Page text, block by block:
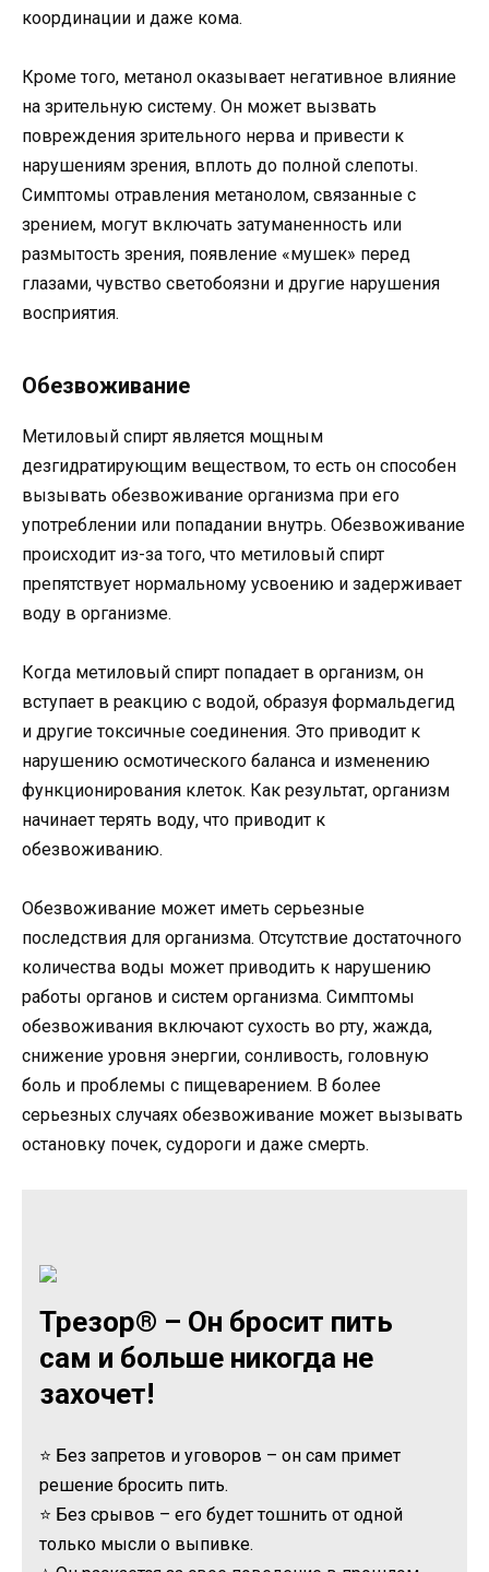
координации и даже кома.
Кроме того, метанол оказывает негативное влияние
на зрительную систему. Он может вызвать
повреждения зрительного нерва и привести к
нарушениям зрения, вплоть до полной слепоты.
Симптомы отравления метанолом, связанные с
зрением, могут включать затуманенность или
размытость зрения, появление «мушек» перед
глазами, чувство светобоязни и другие нарушения
восприятия.
Обезвоживание
Метиловый спирт является мощным
дезгидратирующим веществом, то есть он способен
вызывать обезвоживание организма при его
употреблении или попадании внутрь. Обезвоживание
происходит из-за того, что метиловый спирт
препятствует нормальному усвоению и задерживает
воду в организме.
Когда метиловый спирт попадает в организм, он
вступает в реакцию с водой, образуя формальдегид
и другие токсичные соединения. Это приводит к
нарушению осмотического баланса и изменению
функционирования клеток. Как результат, организм
начинает терять воду, что приводит к
обезвоживанию.
Обезвоживание может иметь серьезные
последствия для организма. Отсутствие достаточного
количества воды может приводить к нарушению
работы органов и систем организма. Симптомы
обезвоживания включают сухость во рту, жажда,
снижение уровня энергии, сонливость, головную
боль и проблемы с пищеварением. В более
серьезных случаях обезвоживание может вызывать
остановку почек, судороги и даже смерть.
Трезор® – Он бросит пить
сам и больше никогда не
захочет!
⭐ Без запретов и уговоров – он сам примет
решение бросить пить.
⭐ Без срывов – его будет тошнить от одной
только мысли о выпивке.